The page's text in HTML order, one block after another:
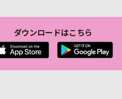
ダウンロードはこちら